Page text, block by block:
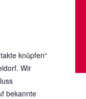
knüpfen“
Wir
bekannte